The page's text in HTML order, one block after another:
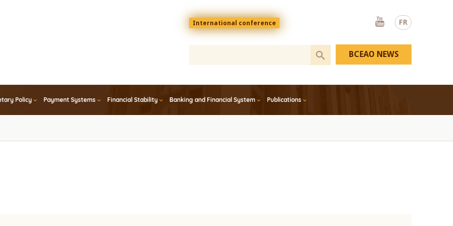
FR
Menu
top
En
International conference
Youtube
Policy Payment Systems Financial Stability Banking and Financial System Publications
BCEAO NEWS